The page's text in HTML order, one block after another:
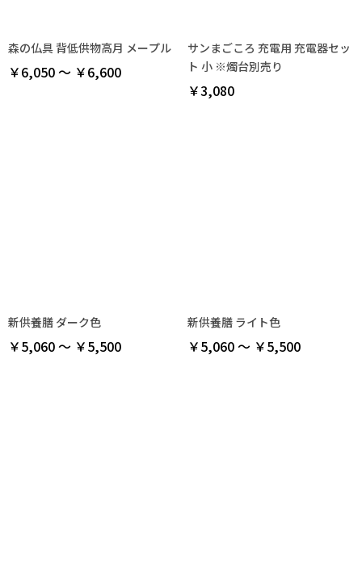
森の仏具 背低供物高月 メープル
￥6,050 ～ ￥6,600
サンまごころ 充電用 充電器セッ
ト 小 ※燭台別売り
￥3,080
新供養膳 ダーク色
￥5,060 ～ ￥5,500
新供養膳 ライト色
￥5,060 ～ ￥5,500